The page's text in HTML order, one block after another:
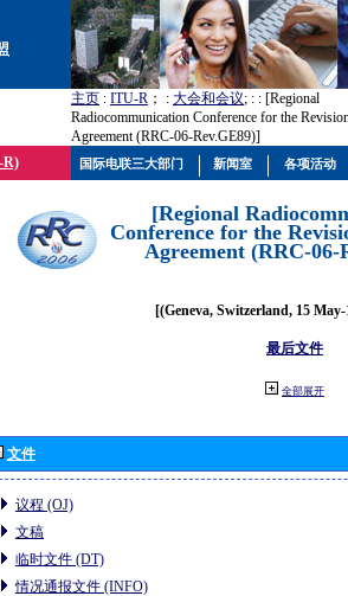
主页 : ITU-R ； : 大会和会议; : : [Regional
Radiocommunication Conference for the
Agreement (RRC-06-Rev.GE89)]
R)
[Regional
Conference for the
Agreement (RRC-06-
[(Geneva, Switzerland, 15
最后文件
全部展开
文件
议程 (OJ)
文稿
临时文件 (DT)
情况通报文件 (INFO)
国际电联三大部门 新闻室 各项活动